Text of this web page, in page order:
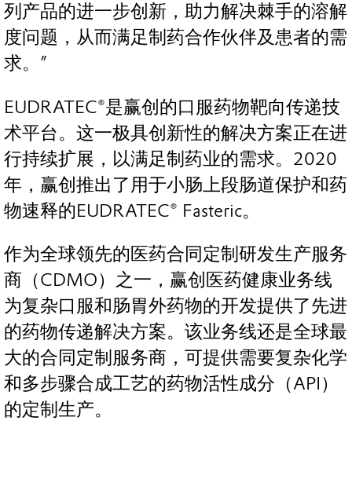
列产品的进一步创新，助力解决棘手的溶解
度问题，从而满足制药合作伙伴及患者的需
求。”
EUDRATEC®是赢创的口服药物靶向传递技
术平台。这一极具创新性的解决方案正在进
行持续扩展，以满足制药业的需求。2020
年，赢创推出了用于小肠上段肠道保护和药
物速释的EUDRATEC® Fasteric。
作为全球领先的医药合同定制研发生产服务
商（CDMO）之一，赢创医药健康业务线
为复杂口服和肠胃外药物的开发提供了先进
的药物传递解决方案。该业务线还是全球最
大的合同定制服务商，可提供需要复杂化学
和多步骤合成工艺的药物活性成分（API）
的定制生产。